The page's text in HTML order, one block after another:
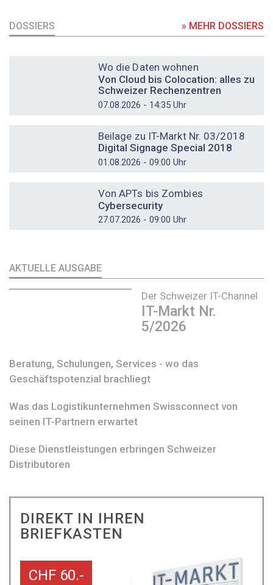
DOSSIERS » MEHR DOSSIERS
Wo die Daten wohnen
Von Cloud bis Colocation: alles zu
Schweizer Rechenzentren
07.08.2026 - 14:35 Uhr
Beilage zu IT-Markt Nr. 03/2018
Digital Signage Special 2018
01.08.2026 - 09:00 Uhr
Von APTs bis Zombies
Cybersecurity
27.07.2026 - 09:00 Uhr
AKTUELLE AUSGABE
Der Schweizer IT-Channel
IT-Markt Nr.
5/2026
Beratung, Schulungen, Services - wo das
Geschäftspotenzial brachliegt
Was das Logistikunternehmen Swissconnect von
seinen IT-Partnern erwartet
Diese Dienstleistungen erbringen Schweizer
Distributoren
DIREKT IN IHREN
BRIEFKASTEN
CHF 60.-